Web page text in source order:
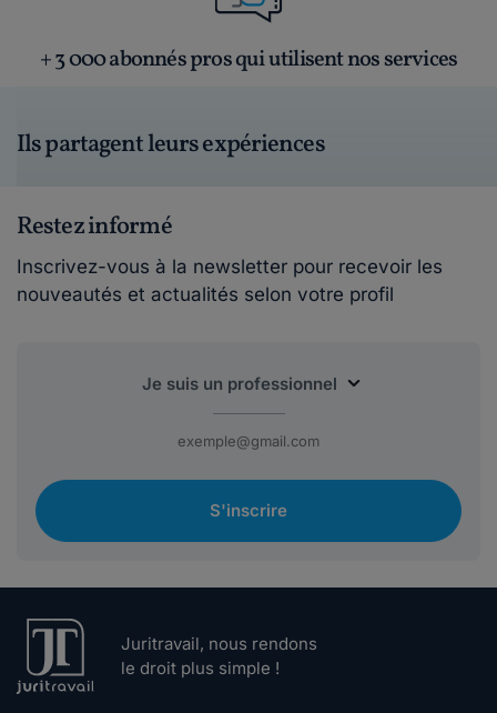
+ 3 000 abonnés pros qui utilisent nos services
Ils partagent leurs expériences
Restez informé
Inscrivez-vous à la newsletter pour recevoir les
nouveautés et actualités selon votre profil
S'inscrire
Juritravail, nous rendons
le droit plus simple !